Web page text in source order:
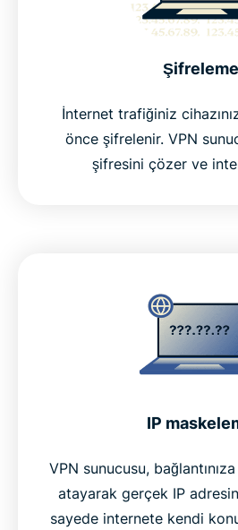
Şifreleme
İnternet trafiğiniz
önce şifrelenir. VPN
şifresini çözer ve
IP
VPN sunucusu,
atayarak gerçek IP
sayede internete kendi